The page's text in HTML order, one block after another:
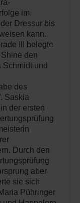
im
Dressur bis
kann.
III belegte
Shine den
und
des
Saskia
der ersten
Durch den
aber
sie sich
Pühringer